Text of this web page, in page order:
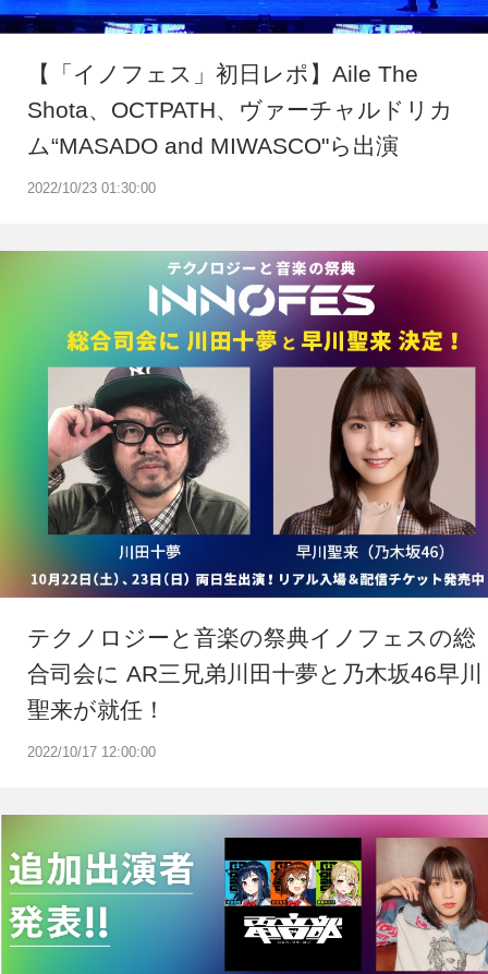
2022/10/23 01:30:00
【「イノフェス」初日レポ】Aile The
Shota、OCTPATH、ヴァーチャルドリカ
ム“MASADO and MIWASCO"ら出演
2022/10/17 12:00:00
テクノロジーと音楽の祭典イノフェスの総
合司会に AR三兄弟川田十夢と乃木坂46早川
聖来が就任！